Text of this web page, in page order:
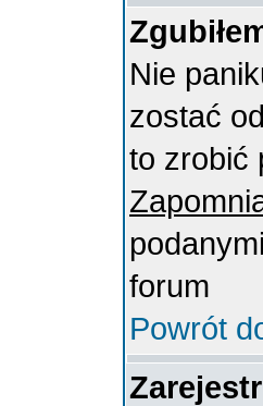
Nie
zostać
to zrobić
forum
Powrót